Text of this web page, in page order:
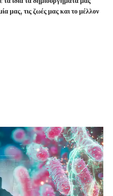
μας, τις ζωές μας και το μέλλον